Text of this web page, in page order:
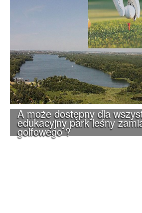
A może dostępny dla
edukacyjny park leśny
golfowego ?